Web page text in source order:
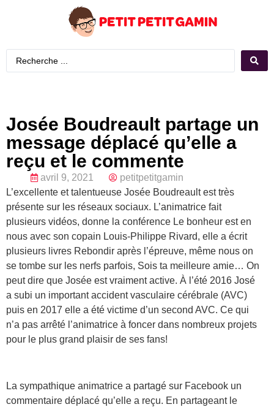
Josée Boudreault partage un
message déplacé qu’elle a
reçu et le commente
avril 9, 2021
petitpetitgamin
L’excellente et talentueuse Josée Boudreault est très
présente sur les réseaux sociaux. L’animatrice fait
plusieurs vidéos, donne la conférence Le bonheur est en
nous avec son copain Louis-Philippe Rivard, elle a écrit
plusieurs livres Rebondir après l’épreuve, même nous on
se tombe sur les nerfs parfois, Sois ta meilleure amie… On
peut dire que Josée est vraiment active. À l’été 2016 José
a subi un important accident vasculaire cérébrale (AVC)
puis en 2017 elle a été victime d’un second AVC. Ce qui
n’a pas arrêté l’animatrice à foncer dans nombreux projets
pour le plus grand plaisir de ses fans!
La sympathique animatrice a partagé sur Facebook un
commentaire déplacé qu’elle a reçu. En partageant le